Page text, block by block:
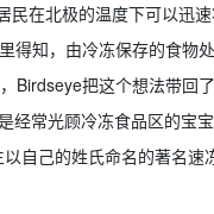
民在北极的温度下可以迅
得知，由冷冻保存的食物
Birdseye把这个想法带回
常光顾冷冻食品区的宝
自己的姓氏命名的著名速